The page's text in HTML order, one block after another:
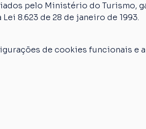
pelo Ministério do Turismo,
8.623 de 28 de janeiro de 1993.
de cookies funcionais e